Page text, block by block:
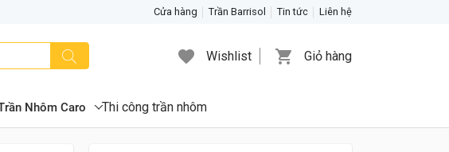
Cửa hàng Trần Barrisol Tin tức Liên hệ
Wishlist Giỏ hàng
Nhôm Caro Thi công trần nhôm